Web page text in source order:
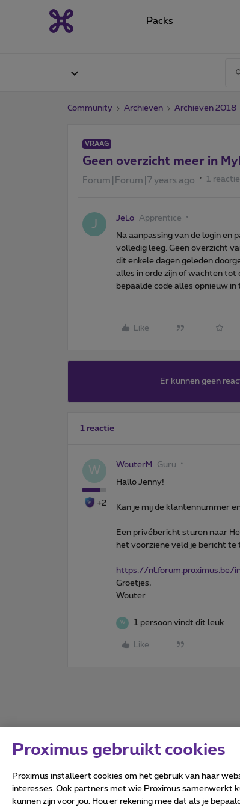
Packs
Community Archieven Archieven 2018
VRAAG
Geen overzicht meer in
Forum|Forum|7 years ago 1 reactie
J JeLo Apprentice
Na aanpassing van de login en
volledig leeg. Geen overzicht
dit enkele dagen geleden
alles in orde zijn of wachten
bepaalde code alles opnieuw
Like
Er kunnen geen
1 reactie
W
+2
WouterM Guru
Hallo Jenny!
Kan je mij de klantennummer
Een privébericht sturen naar
het voorziene veld je bericht te
https://nl.forum.proximus.be/
Groetjes,
Wouter
W 1 persoon vindt dit leuk
Like
Alle rechten
Proximus gebruikt cookies
Proximus installeert cookies om het gebruik van haar
interesses. Ook partners met wie Proximus samenwerkt
kunnen zijn voor jou. Hou er rekening mee dat als je